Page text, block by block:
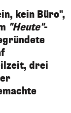
kein Büro",
"Heute"-
drei